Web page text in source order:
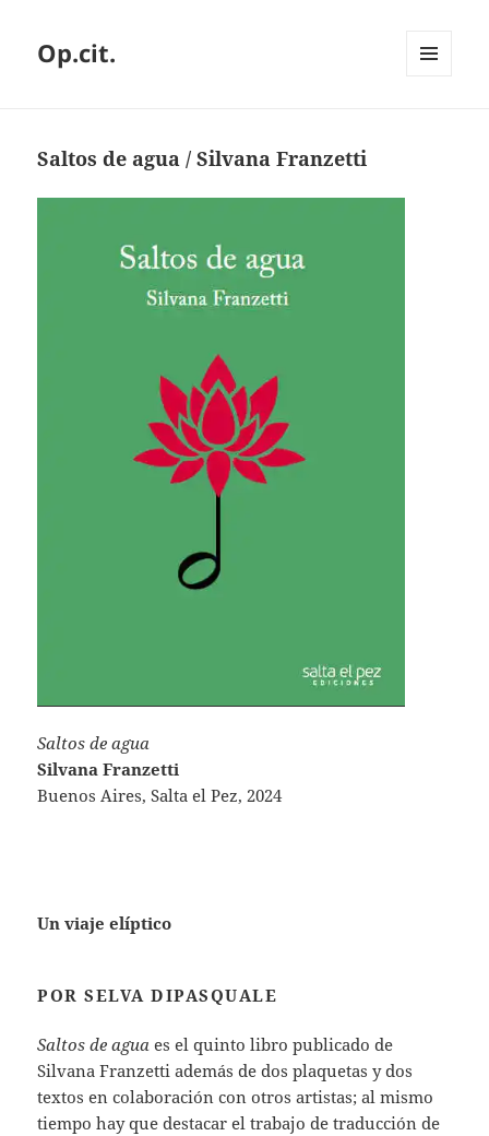
Op.cit.
Saltos de agua / Silvana Franzetti
Saltos de agua
Silvana Franzetti
Buenos Aires, Salta el Pez, 2024
Un viaje elíptico
POR SELVA DIPASQUALE
Saltos de agua es el quinto libro publicado de
Silvana Franzetti además de dos plaquetas y dos
textos en colaboración con otros artistas; al mismo
tiempo hay que destacar el trabajo de traducción de